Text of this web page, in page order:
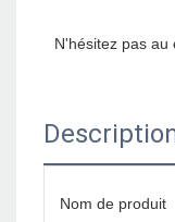
N'hésitez pas
Nom de produit